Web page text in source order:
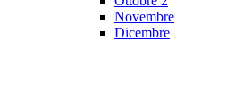
Novembre
Dicembre